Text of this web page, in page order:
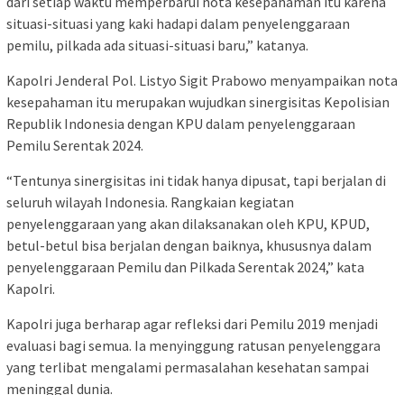
situasi-situasi yang kaki hadapi dalam penyelenggaraan
pemilu, pilkada ada situasi-situasi baru,” katanya.
Kapolri Jenderal Pol. Listyo Sigit Prabowo menyampaikan nota
kesepahaman itu merupakan wujudkan sinergisitas Kepolisian
Republik Indonesia dengan KPU dalam penyelenggaraan
Pemilu Serentak 2024.
“Tentunya sinergisitas ini tidak hanya dipusat, tapi berjalan di
seluruh wilayah Indonesia. Rangkaian kegiatan
penyelenggaraan yang akan dilaksanakan oleh KPU, KPUD,
betul-betul bisa berjalan dengan baiknya, khususnya dalam
penyelenggaraan Pemilu dan Pilkada Serentak 2024,” kata
Kapolri.
Kapolri juga berharap agar refleksi dari Pemilu 2019 menjadi
evaluasi bagi semua. Ia menyinggung ratusan penyelenggara
yang terlibat mengalami permasalahan kesehatan sampai
meninggal dunia.